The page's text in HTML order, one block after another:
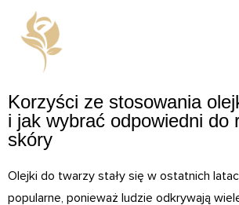
Korzyści ze stosowania
i jak wybrać odpowiedni do
skóry
Olejki do twarzy stały się w ostatnich
popularne, ponieważ ludzie odkrywają